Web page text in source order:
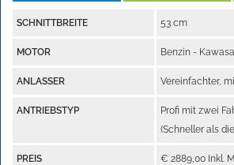
SCHNITTBREITE 53 cm
MOTOR Benzin -
ANLASSER Vereinfachter,
ANTRIEBSTYP
Profi mit zwei
(Schneller als
PREIS € 2889,00 Inkl.